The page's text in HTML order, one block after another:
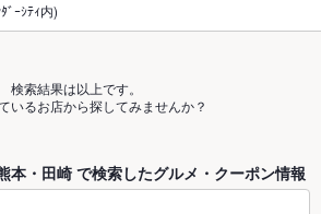
ﾞｰｼﾃｨ内)
検索結果は以上です。
いるお店から探してみませんか？
本・田崎 で検索したグルメ・クーポン情報